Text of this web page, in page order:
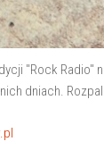
"Rock Radio"
dniach.